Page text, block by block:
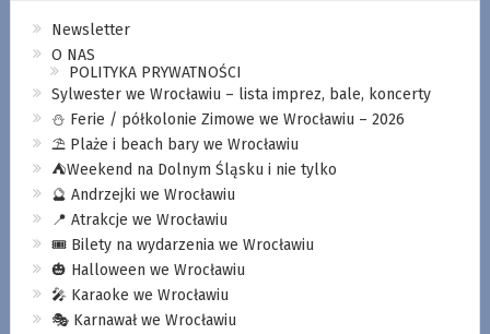
Newsletter
O NAS
POLITYKA PRYWATNOŚCI
Sylwester we Wrocławiu – lista imprez, bale, koncerty
⛄️ Ferie / półkolonie Zimowe we Wrocławiu – 2026
⛱️ Plaże i beach bary we Wrocławiu
⛺️Weekend na Dolnym Śląsku i nie tylko
🔮 Andrzejki we Wrocławiu
📍 Atrakcje we Wrocławiu
🎟️ Bilety na wydarzenia we Wrocławiu
🎃 Halloween we Wrocławiu
🎤 Karaoke we Wrocławiu
🎭 Karnawał we Wrocławiu